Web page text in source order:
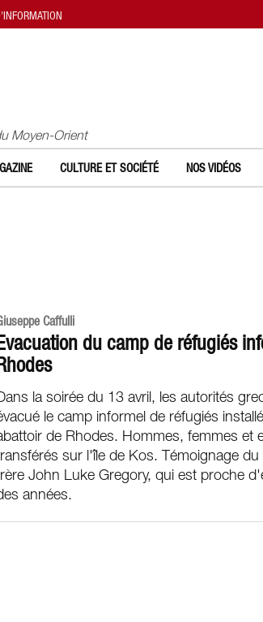
Moyen-Orient
CULTURE ET SOCIÉTÉ NOS VIDÉOS
Caffulli
Evacuation du camp de réfugiés
Rhodes
Dans la soirée du 13 avril, les autorités
le camp informel de réfugiés
de Rhodes. Hommes, femmes et
sur l'île de Kos. Témoignage du
John Luke Gregory, qui est proche
années.